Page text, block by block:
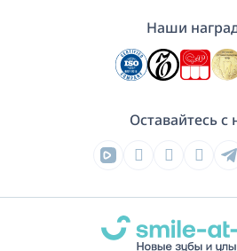
Наши
Оставайтесь с